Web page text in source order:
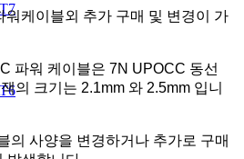
워케이블외 추가 구매 및 변경이 가
파워 케이블은 7N UPOCC 동선
의 크기는 2.1mm 와 2.5mm 입니
의 사양을 변경하거나 추가로 구매